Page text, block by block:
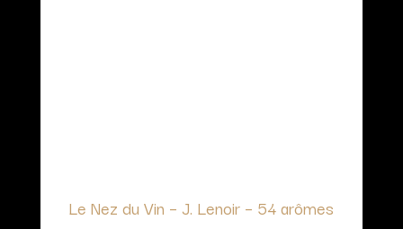
Le Nez du Vin – J. Lenoir – 54 arômes